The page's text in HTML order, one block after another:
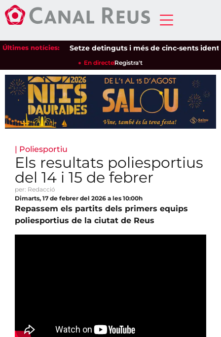
Últimes notícies:Setze detinguts i més de cinc-sents
En directeRegistra't
| Poliesportiu
Els resultats poliesportius
del 14 i 15 de febrer
per: Redacció
Dimarts, 17 de febrer del 2026 a les 10:00h
Repassem els partits dels primers equips
poliesportius de la ciutat de Reus